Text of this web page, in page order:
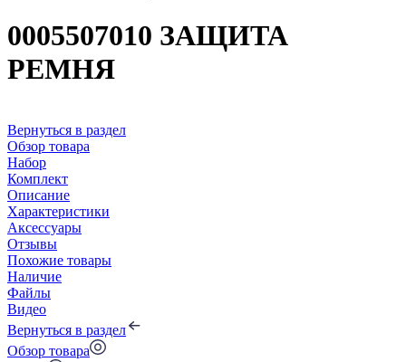
0005507010 ЗАЩИТА
РЕМНЯ
Вернуться в раздел
Обзор товара
Набор
Комплект
Описание
Характеристики
Аксессуары
Отзывы
Похожие товары
Наличие
Файлы
Видео
Вернуться в раздел
Обзор товара